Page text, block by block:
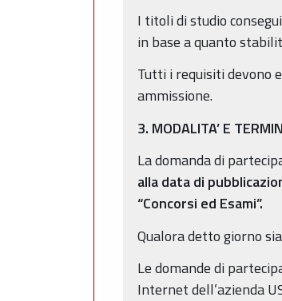
I titoli di studio
in base a quanto
Tutti i requisiti devono
ammissione.
3. MODALITA’ E
La domanda di
alla data di
“Concorsi ed Esami”.
Qualora detto giorno
Le domande di
Internet dell’azienda